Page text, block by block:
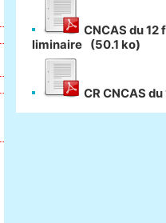
CNCAS du
liminaire
(50.1 ko)
CR CNCAS